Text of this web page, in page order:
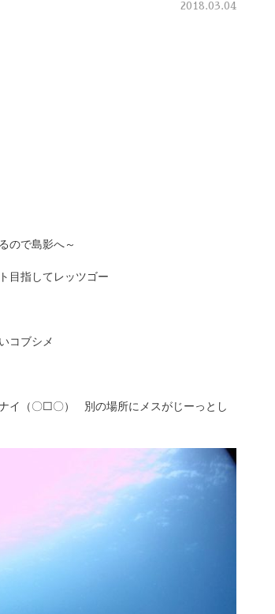
2018.03.04
ので島影へ～
目指してレッツゴー
コブシメ
イ（〇□〇） 別の場所にメスがじーっとし